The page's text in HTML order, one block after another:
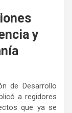
y
de Desarrollo
a regidores
que ya se